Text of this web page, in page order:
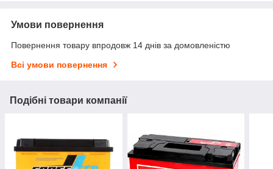
Умови повернення
Повернення товару впродовж 14 днів за домовленістю
Всі умови повернення
Подібні товари компанії